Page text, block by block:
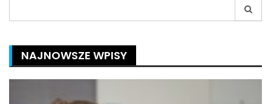
for:
NAJNOWSZE WPISY